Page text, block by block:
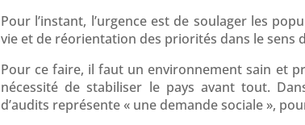
Pour l’instant, l’urgence est de soulager les
vie et de réorientation des priorités dans le sens
Pour ce faire, il faut un environnement sain et
nécessité de stabiliser le pays avant tout.
d’audits représente « une demande sociale »,